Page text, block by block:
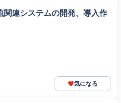
関連システムの開発、導入作
気になる